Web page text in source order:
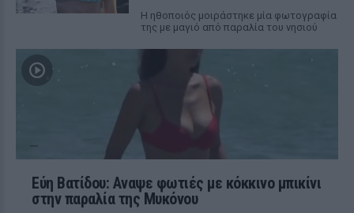
Η ηθοποιός μοιράστηκε μία φωτογραφία
της με μαγιό από παραλία του νησιού
Εύη Βατίδου: Αναψε φωτιές με κόκκινο μπικίνι
στην παραλία της Μυκόνου